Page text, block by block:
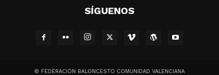
SÍGUENOS
© FEDERACIÓN BALONCESTO COMUNIDAD VALENCIANA